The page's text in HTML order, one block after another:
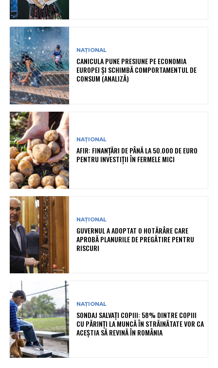
NAȚIONAL
CANICULA PUNE PRESIUNE PE ECONOMIA
EUROPEI ȘI SCHIMBĂ COMPORTAMENTUL DE
CONSUM (ANALIZĂ)
NAȚIONAL
AFIR: FINANȚĂRI DE PÂNĂ LA 50.000 DE EURO
PENTRU INVESTIȚII ÎN FERMELE MICI
NAȚIONAL
GUVERNUL A ADOPTAT O HOTĂRÂRE CARE
APROBĂ PLANURILE DE PREGĂTIRE PENTRU
RISCURI
NAȚIONAL
SONDAJ SALVAȚI COPIII: 58% DINTRE COPIII
CU PĂRINȚI LA MUNCĂ ÎN STRĂINĂTATE VOR CA
ACEȘTIA SĂ REVINĂ ÎN ROMÂNIA